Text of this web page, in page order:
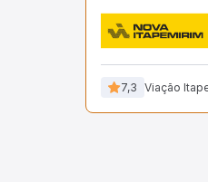
7,3 Viação